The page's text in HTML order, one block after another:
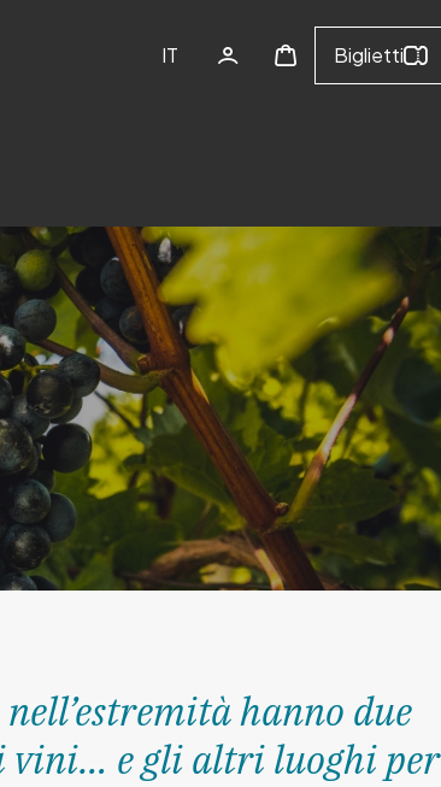
IT Biglietti
hanno due
i vini… e gli altri luoghi per